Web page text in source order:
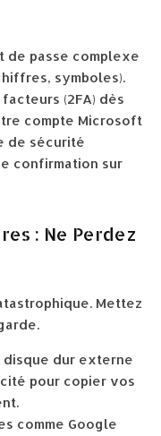
de passe complexe
symboles).
(2FA) dès
compte Microsoft
de sécurité
confirmation sur
: Ne Perdez
Mettez
disque dur externe
pour copier vos
comme Google